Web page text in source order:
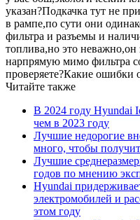
указан?Подкачка тут не
в рампе,по сути они
фильтра и разъемы и
топлива,но это неважно,он
нарпрямую мимо фильтра
проверяете?Какие ошибки
Читайте также
В 2024 году Hyundai
чем в 2023 году
Лучшие недорогие
много, чтобы
Лучшие
годов по мнению
Hyundai
электромобилей и
этом году